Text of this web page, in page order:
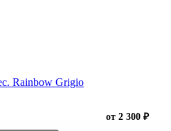
Rainbow Grigio
от 2 300 ₽